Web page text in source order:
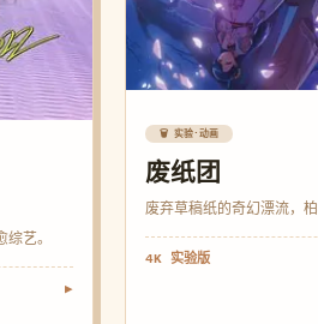
艺。
▶
🗑️ 实验·动画
废纸团
废弃草稿纸的奇幻漂流，柏
4K 实验版